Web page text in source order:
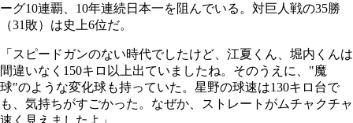
ーグ10連覇、10年連続日本一を阻んでいる。対巨人戦の35勝
（31敗）は史上6位だ。
「スピードガンのない時代でしたけど、江夏くん、堀内くんは
間違いなく150キロ以上出ていましたね。そのうえに、"魔
球"のような変化球も持っていた。星野の球速は130キロ台で
も、気持ちがすごかった。なぜか、ストレートがムチャクチャ
速く見えましたよ」